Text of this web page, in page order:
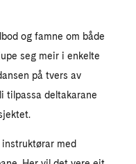
og famne om både
seg meir i enkelte
på tvers av
tilpassa deltakarane
med